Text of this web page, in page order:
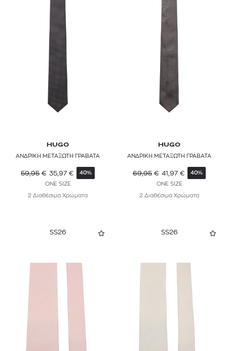
HUGO
ΑΝΔΡΙΚΗ ΜΕΤΑΞΩΤΗ ΓΡΑΒΑΤΑ
59,95 € 35,97 € 40%
ONE SIZE
2 Διαθέσιμα Χρώματα
HUGO
ΑΝΔΡΙΚΗ ΜΕΤΑΞΩΤΗ ΓΡΑΒΑΤΑ
69,95 € 41,97 € 40%
ONE SIZE
2 Διαθέσιμα Χρώματα
SS26 SS26